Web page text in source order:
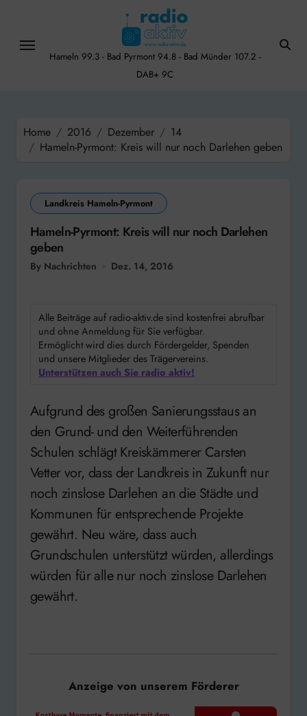
content
Hameln 99.3 - Bad Pyrmont 94.8 - Bad Münder 107.2 -
DAB+ 9C
Home 2016 Dezember
14
Hameln-Pyrmont: Kreis will nur noch Darlehen geben
Landkreis Hameln-Pyrmont
Hameln-Pyrmont: Kreis will nur noch Darlehen
geben
By Nachrichten Dez. 14, 2016
Alle Beiträge auf radio-aktiv.de sind kostenfrei abrufbar
und ohne Anmeldung für Sie verfügbar.
Ermöglicht wird dies durch Fördergelder, Spenden
und unsere Mitglieder des Trägervereins.
Unterstützen auch Sie radio aktiv!
Aufgrund des großen Sanierungsstaus an
den Grund- und den Weiterführenden
Schulen schlägt Kreiskämmerer Carsten
Vetter vor, dass der Landkreis in Zukunft nur
noch zinslose Darlehen an die Städte und
Kommunen für entsprechende Projekte
gewährt. Neu wäre, dass auch
Grundschulen unterstützt würden, allerdings
würden für alle nur noch zinslose Darlehen
gewährt.
Anzeige von unserem Förderer